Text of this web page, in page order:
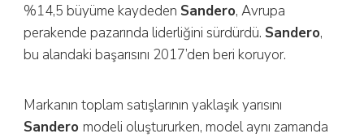
%14,5 büyüme kaydeden Sandero, Avrupa
perakende pazarında liderliğini sürdürdü. Sandero,
bu alandaki başarısını 2017’den beri koruyor.
Markanın toplam satışlarının yaklaşık yarısını
Sandero modeli oluştururken, model aynı zamanda